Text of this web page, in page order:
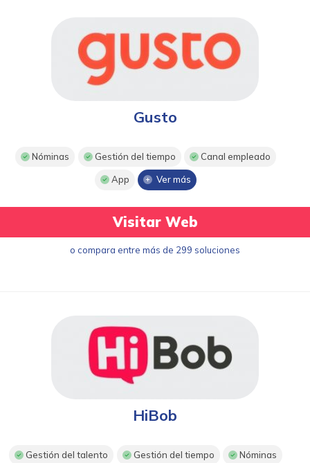
Gusto
Nóminas Gestión del tiempo Canal empleado
App Ver más
Visitar Web
o compara entre más de 299 soluciones
HiBob
Gestión del talento Gestión del tiempo Nóminas